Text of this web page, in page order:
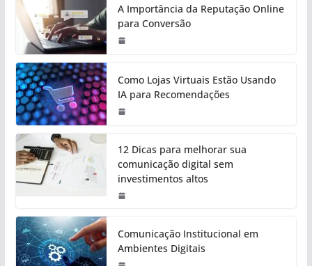
A Importância da Reputação Online
para Conversão
Como Lojas Virtuais Estão Usando
IA para Recomendações
12 Dicas para melhorar sua
comunicação digital sem
investimentos altos
Comunicação Institucional em
Ambientes Digitais